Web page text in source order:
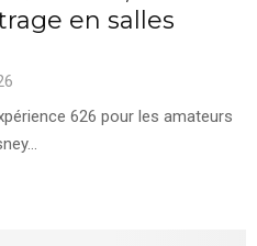
en salles
626 pour les amateurs